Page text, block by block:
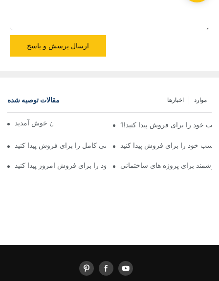
ارسال پرسش و پاسخ
مقالات توصیه شده موارد اخبارها
به ماشین جهان خوش آمدید خود را برای فروش پیدا کنید!1
دکل حفاری چرخشی کامل را برای فروش پیدا کنیدخود را برای فروش پیدا کنید
دکل حفاری روتاری بعدی خود را برای فروش امروز پیدا کنید
برای پروژه های ساختمانی